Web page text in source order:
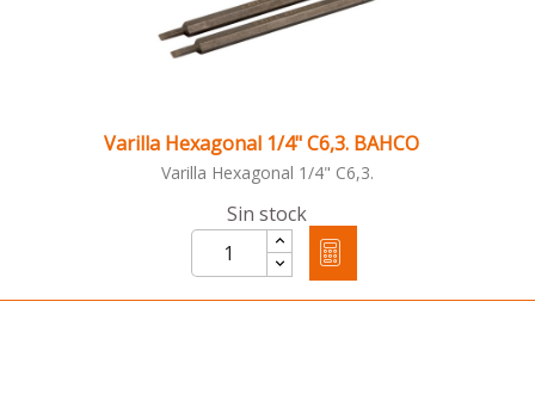
Varilla Hexagonal 1/4" C6,3. BAHCO
Varilla Hexagonal 1/4" C6,3.
Sin stock